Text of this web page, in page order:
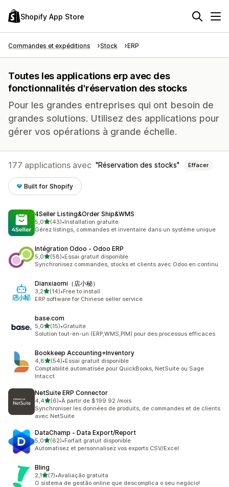
Shopify App Store
Commandes et expéditions Stock ERP
Toutes les applications erp avec des
fonctionnalités d'réservation des stocks
Pour les grandes entreprises qui ont besoin de
grandes solutions. Utilisez des applications pour
gérer vos opérations à grande échelle.
177 applications avec Réservation des stocks Effacer
Built for Shopify
4Seller Listing&Order Ship&WMS
5,0étoile(s) sur 5
(43)
43 avis au total
•Installation gratuite
Gérez listings, commandes et inventaire dans un système unique
Intégration Odoo ‑ Odoo ERP
5,0étoile(s) sur 5
(58)
58 avis au total
•Essai gratuit disponible
Synchronisez commandes, stocks et clients avec Odoo en continu
Dianxiaomi（店小秘）
3,2étoile(s) sur 5
(14)
14 avis au total
•Free to install
ERP software for Chinese seller service
base.com
5,0étoile(s) sur 5
(15)
15 avis au total
•Gratuite
Solution tout-en-un (ERP,WMS,PIM) pour des processus efficaces
Bookkeep Accounting+Inventory
4,8étoile(s) sur 5
(54)
54 avis au total
•Essai gratuit disponible
Comptabilité automatisée pour QuickBooks, NetSuite ou Sage
Intacct.
NetSuite ERP Connector
4,4étoile(s) sur 5
(6)
6 avis au total
•À partir de $199.92 /mois
Synchroniser les données de produits, de commandes et de clients
avec NetSuite
DataChamp ‑ Data Export/Report
5,0étoile(s) sur 5
(62)
62 avis au total
•Forfait gratuit disponible
Automatisez et personnalisez vos exports CSV/Excel.
Bling
2,1étoile(s) sur 5
(7)
7 avis au total
•Avaliação gratuita
O sistema de gestão online que descomplica o seu negócio!